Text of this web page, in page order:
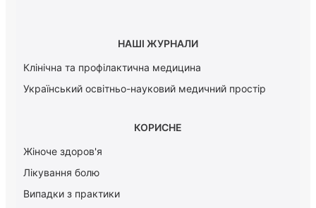
НАШІ ЖУРНАЛИ
Клінічна та профілактична медицина
Український освітньо-науковий медичний простір
КОРИСНЕ
Жіноче здоров'я
Лікування болю
Випадки з практики